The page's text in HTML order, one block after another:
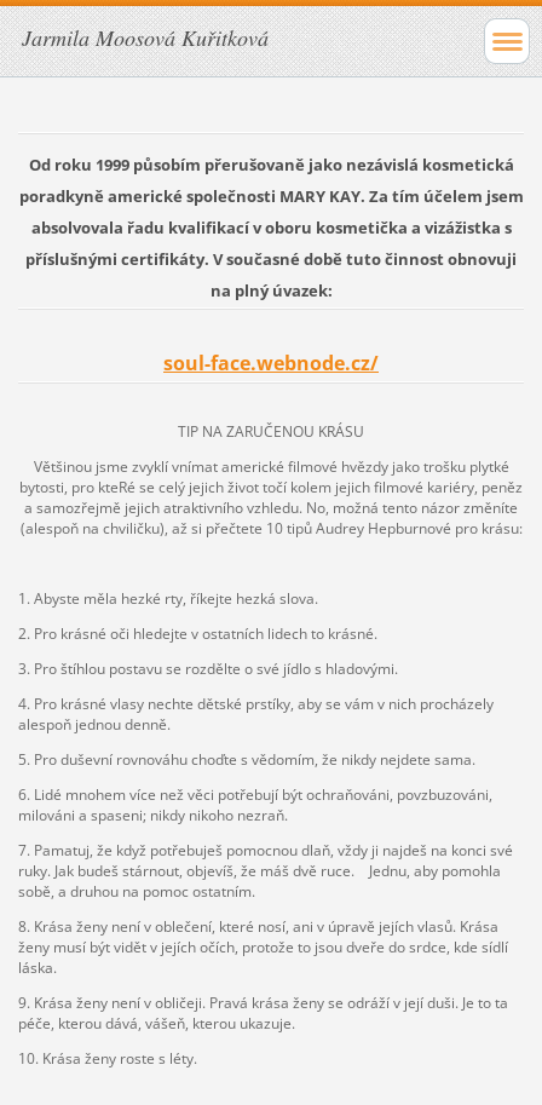
Jarmila Moosová Kuřitková
Od roku 1999 působím přerušovaně jako nezávislá kosmetická
poradkyně americké společnosti MARY KAY. Za tím účelem jsem
absolvovala řadu kvalifikací v oboru kosmetička a vizážistka s
příslušnými certifikáty. V současné době tuto činnost obnovuji
na plný úvazek:
soul-face.webnode.cz/
TIP NA ZARUČENOU KRÁSU
Většinou jsme zvyklí vnímat americké filmové hvězdy jako trošku plytké
bytosti, pro kteRé se celý jejich život točí kolem jejich filmové kariéry, peněz
a samozřejmě jejich atraktivního vzhledu. No, možná tento názor změníte
(alespoň na chviličku), až si přečtete 10 tipů Audrey Hepburnové pro krásu:
1. Abyste měla hezké rty, říkejte hezká slova.
2. Pro krásné oči hledejte v ostatních lidech to krásné.
3. Pro štíhlou postavu se rozdělte o své jídlo s hladovými.
4. Pro krásné vlasy nechte dětské prstíky, aby se vám v nich procházely
alespoň jednou denně.
5. Pro duševní rovnováhu choďte s vědomím, že nikdy nejdete sama.
6. Lidé mnohem více než věci potřebují být ochraňováni, povzbuzováni,
milováni a spaseni; nikdy nikoho nezraň.
7. Pamatuj, že když potřebuješ pomocnou dlaň, vždy ji najdeš na konci své
ruky. Jak budeš stárnout, objevíš, že máš dvě ruce. Jednu, aby pomohla
sobě, a druhou na pomoc ostatním.
8. Krása ženy není v oblečení, které nosí, ani v úpravě jejích vlasů. Krása
ženy musí být vidět v jejích očích, protože to jsou dveře do srdce, kde sídlí
láska.
9. Krása ženy není v obličeji. Pravá krása ženy se odráží v její duši. Je to ta
péče, kterou dává, vášeň, kterou ukazuje.
10. Krása ženy roste s léty.